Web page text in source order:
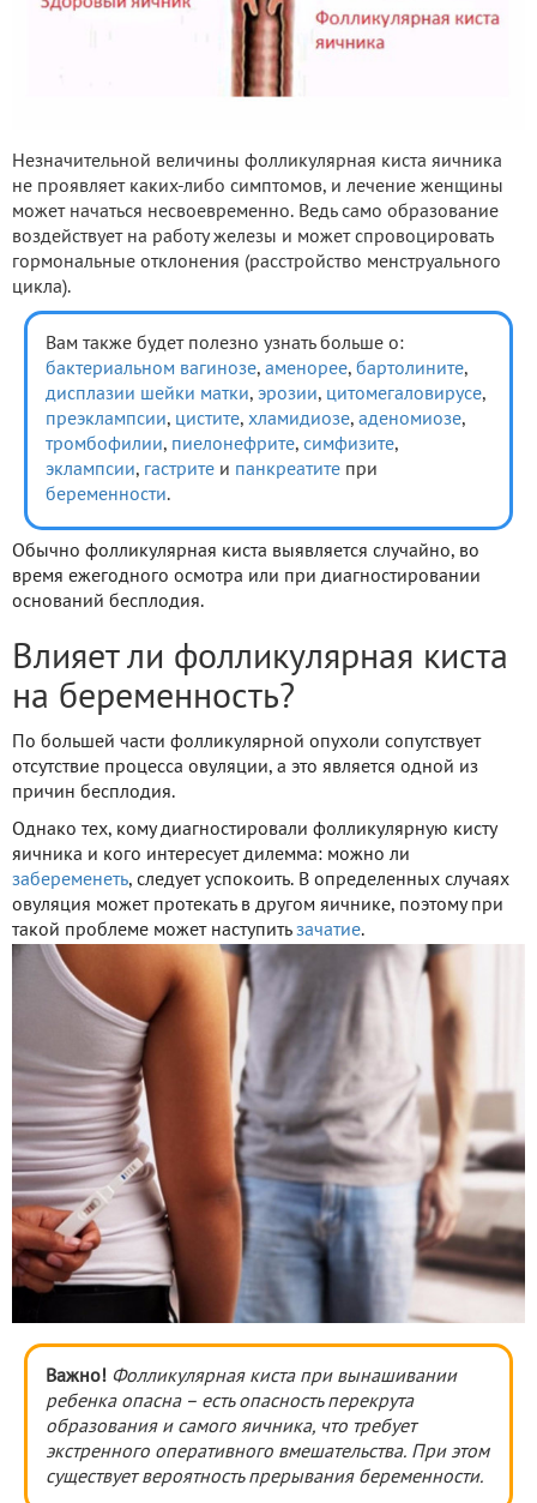
Незначительной величины фолликулярная киста яичника
не проявляет каких-либо симптомов, и лечение женщины
может начаться несвоевременно. Ведь само образование
воздействует на работу железы и может спровоцировать
гормональные отклонения (расстройство менструального
цикла).
Вам также будет полезно узнать больше о:
бактериальном вагинозе, аменорее, бартолините,
дисплазии шейки матки, эрозии, цитомегаловирусе,
преэклампсии, цистите, хламидиозе, аденомиозе,
тромбофилии, пиелонефрите, симфизите,
эклампсии, гастрите и панкреатите при
беременности.
Обычно фолликулярная киста выявляется случайно, во
время ежегодного осмотра или при диагностировании
оснований бесплодия.
Влияет ли фолликулярная киста
на беременность?
По большей части фолликулярной опухоли сопутствует
отсутствие процесса овуляции, а это является одной из
причин бесплодия.
Однако тех, кому диагностировали фолликулярную кисту
яичника и кого интересует дилемма: можно ли
забеременеть, следует успокоить. В определенных случаях
овуляция может протекать в другом яичнике, поэтому при
такой проблеме может наступить зачатие.
Важно! Фолликулярная киста при вынашивании
ребенка опасна – есть опасность перекрута
образования и самого яичника, что требует
экстренного оперативного вмешательства. При этом
существует вероятность прерывания беременности.